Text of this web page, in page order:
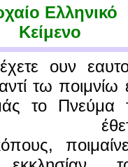
Ελληνικό
Κείμενο
ουν
τω ποιμνίω
το Πνεύμα